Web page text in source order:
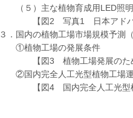
（５）主な植物育成用LED照明
【図2 写真1 日本アドバンス
３．国内の植物工場市場規模予測
①植物工場の発展条件
【図3 植物工場発展のため
②国内完全人工光型植物工場運
【図4 国内完全人工光型植物